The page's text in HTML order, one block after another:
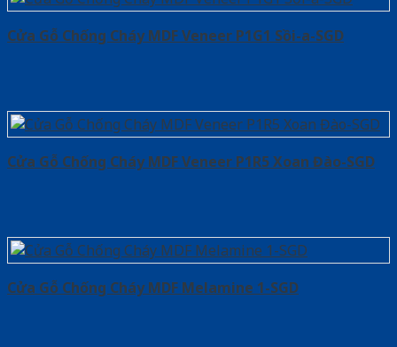
Cửa Gỗ Chống Cháy MDF Veneer P1G1 Sồi-a-SGD
Cửa Gỗ Chống Cháy MDF Veneer P1R5 Xoan Đào-SGD
Cửa Gỗ Chống Cháy MDF Melamine 1-SGD